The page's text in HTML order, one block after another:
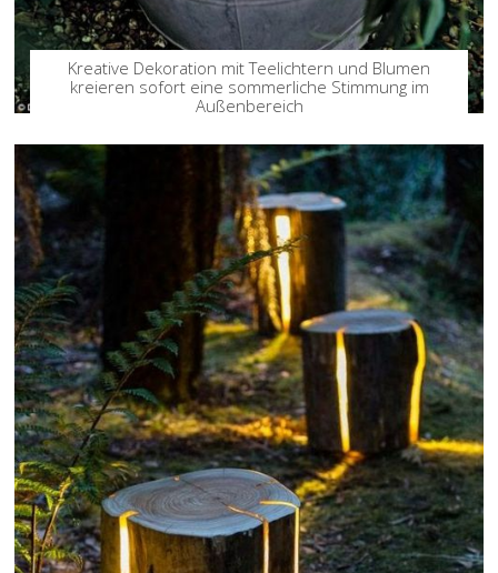
Kreative Dekoration mit Teelichtern und Blumen
kreieren sofort eine sommerliche Stimmung im
Außenbereich